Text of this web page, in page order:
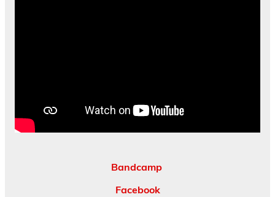
Bandcamp
Facebook